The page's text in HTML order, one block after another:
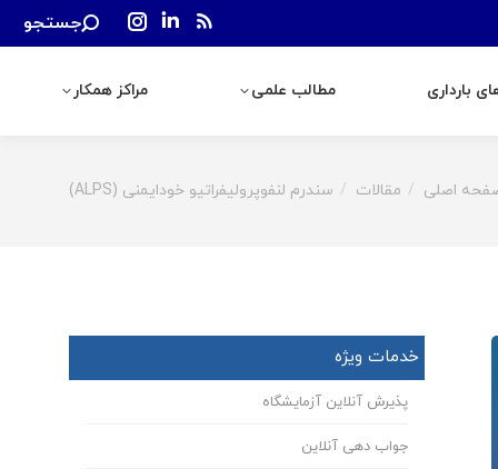
Rss
window
Linkedin
opens
window
Instagram
opens
window
Search:
جستجو
بارداری مطالب علمی مراکز همکار
You are
اصلی مقالات سندرم لنفوپرولیفراتیو خودایمنی (ALPS)
خدمات ویژه
پذیرش آنلاین آزمایشگاه
جواب دهی آنلاین
مراکز همکار